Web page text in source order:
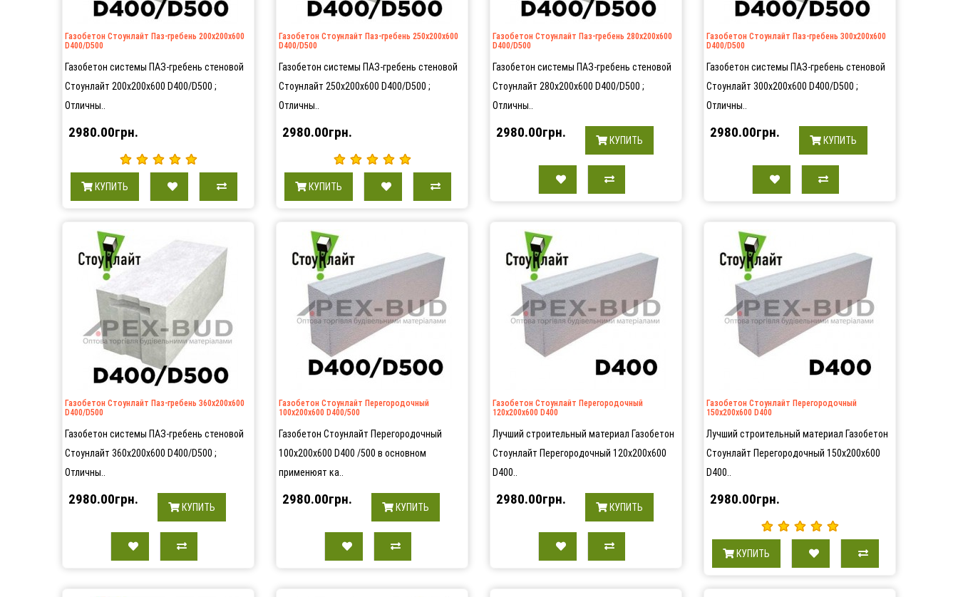
Газобетон Стоунлайт Паз-гребень 200х200х600
D400/D500
Газобетон системы ПАЗ-гребень стеновой
Стоунлайт 200х200х600 D400/D500 ;
Отличны..
2980.00грн.
КУПИТЬ
Газобетон Стоунлайт Паз-гребень 250х200х600
D400/D500
Газобетон системы ПАЗ-гребень стеновой
Стоунлайт 250х200х600 D400/D500 ;
Отличны..
2980.00грн.
КУПИТЬ
Газобетон Стоунлайт Паз-гребень 280х200х600
D400/D500
Газобетон системы ПАЗ-гребень стеновой
Стоунлайт 280х200х600 D400/D500 ;
Отличны..
2980.00грн. КУПИТЬ
Газобетон Стоунлайт Паз-гребень 300х200х600
D400/D500
Газобетон системы ПАЗ-гребень стеновой
Стоунлайт 300х200х600 D400/D500 ;
Отличны..
2980.00грн. КУПИТЬ
Газобетон Стоунлайт Паз-гребень 360х200х600
D400/D500
Газобетон системы ПАЗ-гребень стеновой
Стоунлайт 360х200х600 D400/D500 ;
Отличны..
2980.00грн. КУПИТЬ
Газобетон Стоунлайт Перегородочный
100х200х600 D400/500
Газобетон Стоунлайт Перегородочный
100х200х600 D400 /500 в основном
применюят ка..
2980.00грн. КУПИТЬ
Газобетон Стоунлайт Перегородочный
120х200х600 D400
Лучший строительный материал Газобетон
Стоунлайт Перегородочный 120х200х600
D400..
2980.00грн. КУПИТЬ
Газобетон Стоунлайт Перегородочный
150х200х600 D400
Лучший строительный материал Газобетон
Стоунлайт Перегородочный 150х200х600
D400..
2980.00грн.
КУПИТЬ